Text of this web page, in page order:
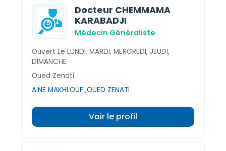
Docteur CHEMMAMA
KARABADJI
Médecin Généraliste
Ouvert Le LUNDI, MARDI, MERCREDI, JEUDI,
DIMANCHE
Oued Zenati
AINE MAKHLOUF ,OUED ZENATI
Voir le profil